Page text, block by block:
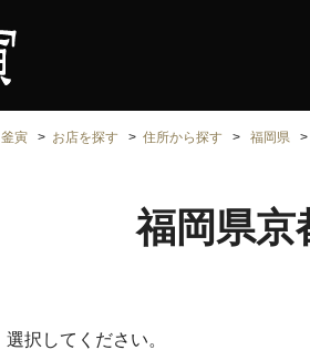
釜寅 お店を探す 住所から探す 福岡県
福岡県
選択してください。